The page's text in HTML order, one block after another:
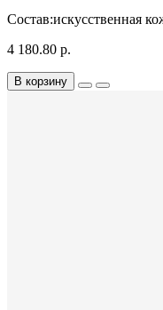
Состав:искусственная
4 180.80 р.
В корзину